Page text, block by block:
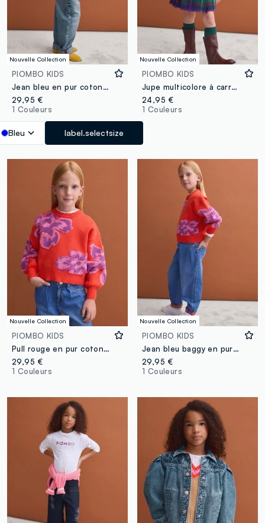
Nouvelle Collection
PIOMBO KIDS
Jean bleu en pur coton coupe droite avec passants pour fille
29,95 €
1 Couleurs
Bleu label.selectsize
Nouvelle Collection
PIOMBO KIDS
Jupe multicolore à carreaux en viscose stretch pour fille
24,95 €
1 Couleurs
Nouvelle Collection
PIOMBO KIDS
Pull rouge en pur coton à col rond avec motif floral pour fille
29,95 €
1 Couleurs
Nouvelle Collection
PIOMBO KIDS
Jean bleu baggy en pur coton avec revers brodé pour fille
29,95 €
1 Couleurs